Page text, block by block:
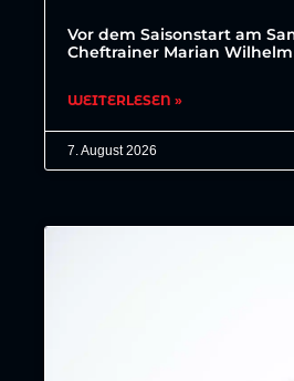
Vor dem Saisonstart am
Cheftrainer Marian
WEITERLESEN »
7. August 2026